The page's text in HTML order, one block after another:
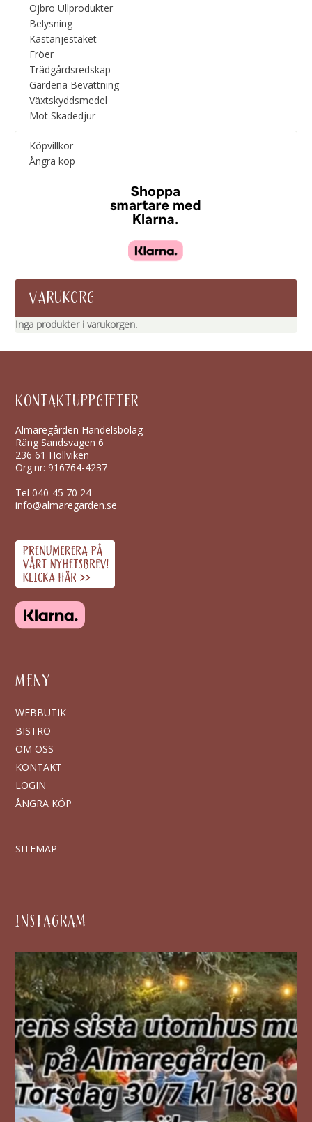
Öjbro Ullprodukter
Belysning
Kastanjestaket
Fröer
Trädgårdsredskap
Gardena Bevattning
Växtskyddsmedel
Mot Skadedjur
Köpvillkor
Ångra köp
VARUKORG
Inga produkter i varukorgen.
KONTAKTUPPGIFTER
Almaregården Handelsbolag
Räng Sandsvägen 6
236 61 Höllviken
Org.nr: 916764-4237
Tel040-45 70 24
info@almaregarden.se
MENY
WEBBUTIK
BISTRO
OM OSS
KONTAKT
LOGIN
ÅNGRA KÖP
SITEMAP
INSTAGRAM